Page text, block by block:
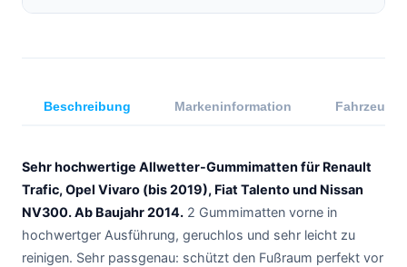
Beschreibung Markeninformation
Sehr hochwertige Allwetter-Gummimatten für Renault
Trafic, Opel Vivaro (bis 2019), Fiat Talento und Nissan
NV300. Ab Baujahr 2014. 2 Gummimatten vorne in
hochwertger Ausführung, geruchlos und sehr leicht zu
reinigen. Sehr passgenau: schützt den Fußraum perfekt vor